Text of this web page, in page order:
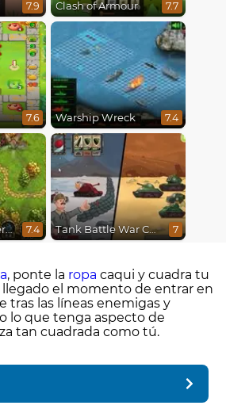
7.9 Clash of Armour 7.7
7.6 Warship Wreck 7.4
Guns N Glory Heroes 7.4 Tank Battle War Commander 7
, ponte la ropa caqui y cuadra tu
llegado el momento de entrar en
tras las líneas enemigas y
lo que tenga aspecto de
tan cuadrada como tú.